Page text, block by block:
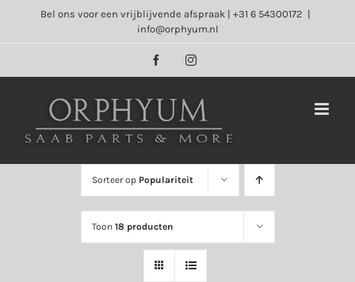
Bel ons voor een vrijblijvende afspraak | +31 6 54300172 |
info@orphyum.nl
FacebookInstagram
Sorteer op Populariteit
Toon 18 producten